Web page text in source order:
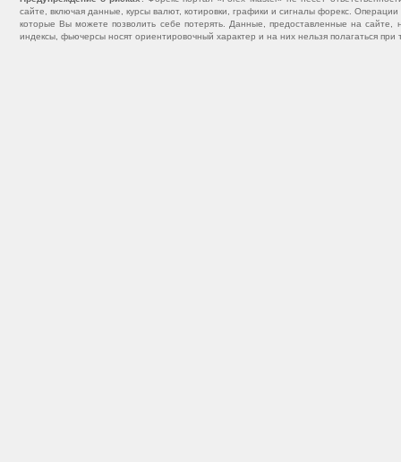
сайте, включая данные, курсы валют, котировки, графики и сигналы форекс.
которые Вы можете позволить себе потерять. Данные, предоставленные на
индексы, фьючерсы носят ориентировочный характер и на них нельзя полагаться при